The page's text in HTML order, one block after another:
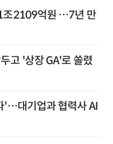
조2109억원 …7년 만
고 '상장 GA'로 쏠렸
'…대기업과 협력사 AI